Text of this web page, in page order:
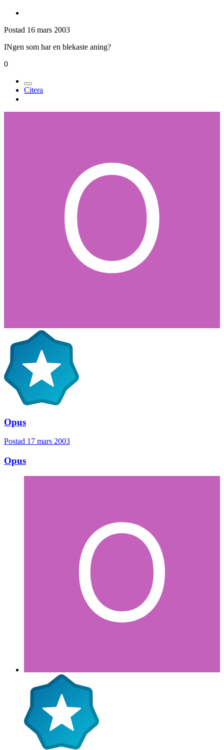
Postad 16 mars 2003
INgen som har en blekaste aning?
0
Citera
Opus
Postad 17 mars 2003
Opus